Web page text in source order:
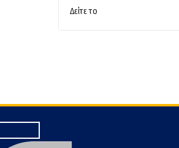
Δείτε το